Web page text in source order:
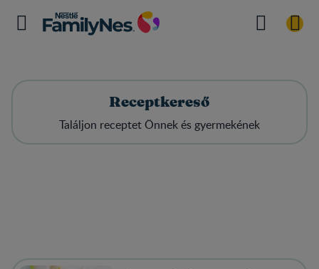
Receptkereső
Találjon receptet Önnek és gyermekének